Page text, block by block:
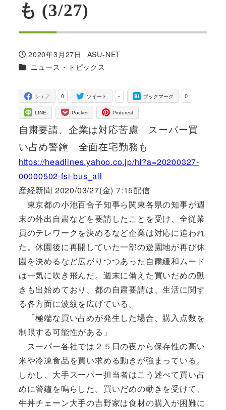
も (3/27)
投稿日
2020年3月27日
著
者
ASU-NET
カテゴリー
ニュース・トピックス
0
シェア -
ツイート 0
ブックマーク
LINE Pocket Pinterest
自粛要請、企業は対応苦慮 スーパー買
い占め警鐘 全面在宅勤務も
https://headlines.yahoo.co.jp/hl?a=20200327-
00000502-fsi-bus_all
産経新聞 2020/03/27(金) 7:15配信
東京都の小池百合子知事ら関東各県の知事が週
末の外出自粛などを要請したことを受け、全従業
員のテレワークを決めるなど企業は対応に追われ
た。休園後に再開していた一部の遊園地が再び休
園を決めるなど広がりつつあった自粛緩和ムード
は一気に吹き飛んだ。週末に備えた買いだめの動
きも出始めており、都の自粛要請は、生活に関す
る各方面に波紋を広げている。
「極端な買い占めが発生した場合、購入点数を
制限する可能性がある」
スーパー各社では２５日の夜から保存性の高い
米や冷凍食品を買い求める動きが強まっている。
しかし、大手スーパー担当者はこう述べて買い占
めに警鐘を鳴らした。買いだめの動きを受けて、
牛丼チェーン大手の吉野家は食材の購入が困難に